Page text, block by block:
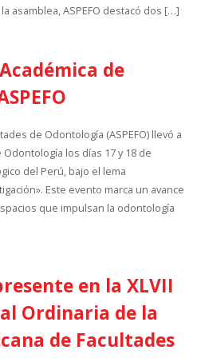
asamblea, ASPEFO destacó dos […]
de
de Odontología (ASPEFO) llevó a
Odontología los días 17 y 18 de
del Perú, bajo el lema
Este evento marca un avance
que impulsan la odontología
en la XLVII
Ordinaria de la
de Facultades